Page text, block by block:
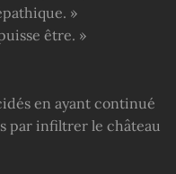
»
être. »
en ayant continué
par infiltrer le château